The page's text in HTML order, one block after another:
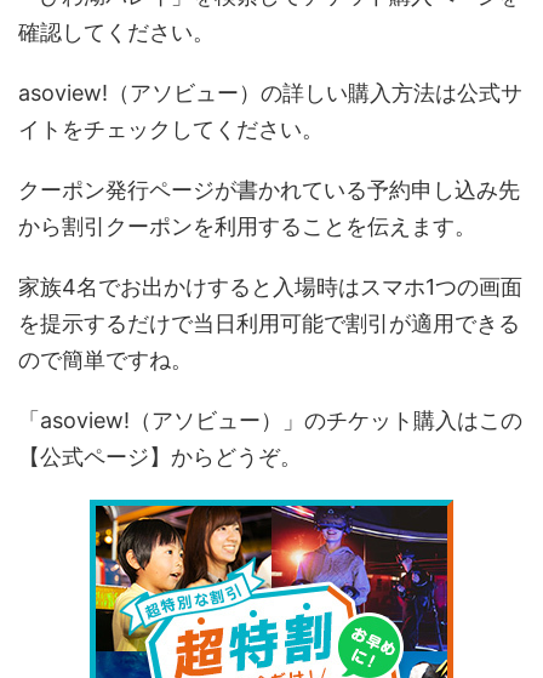
確認してください。
asoview!（アソビュー）の詳しい購入方法は公式サ
イトをチェックしてください。
クーポン発行ページが書かれている予約申し込み先
から割引クーポンを利用することを伝えます。
家族4名でお出かけすると入場時はスマホ1つの画面
を提示するだけで当日利用可能で割引が適用できる
ので簡単ですね。
「asoview!（アソビュー）」のチケット購入はこの
【公式ページ】からどうぞ。